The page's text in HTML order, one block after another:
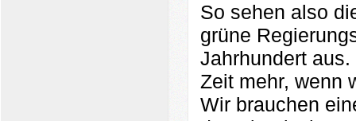
So sehen also
grüne
Jahrhundert
Zeit mehr, wenn
Wir brauchen